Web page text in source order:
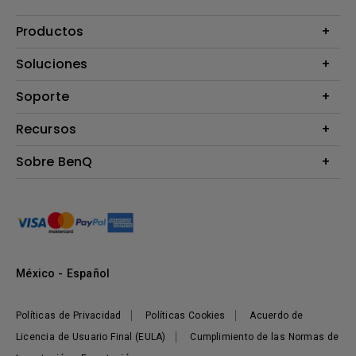
Productos
Proyectores
Señalización Digital
Presentaciones Inalámbricas
Soluciones
B2B
Soporte
Preguntas Frecuentes
Términos y Condiciones
Recursos
Calculadora de Distancia (Proyectores)
Sobre BenQ
Sustentabilidad
Políticas de Privacidad Políticas Cookies
Acuerdo de
Licencia de Usuario Final (EULA)
Cumplimiento de las Normas de
México - Español